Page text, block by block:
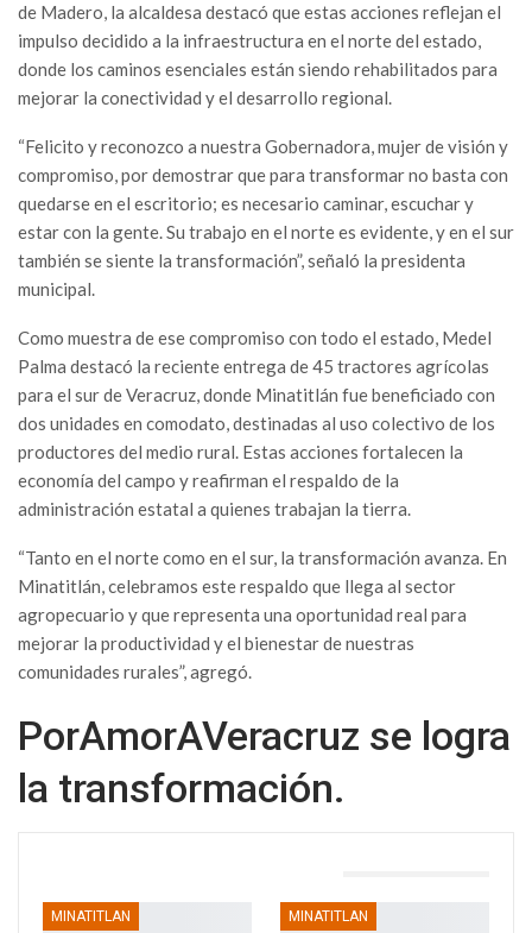
de Madero, la alcaldesa destacó que estas acciones reflejan el
impulso decidido a la infraestructura en el norte del estado,
donde los caminos esenciales están siendo rehabilitados para
mejorar la conectividad y el desarrollo regional.
“Felicito y reconozco a nuestra Gobernadora, mujer de visión y
compromiso, por demostrar que para transformar no basta con
quedarse en el escritorio; es necesario caminar, escuchar y
estar con la gente. Su trabajo en el norte es evidente, y en el sur
también se siente la transformación”, señaló la presidenta
municipal.
Como muestra de ese compromiso con todo el estado, Medel
Palma destacó la reciente entrega de 45 tractores agrícolas
para el sur de Veracruz, donde Minatitlán fue beneficiado con
dos unidades en comodato, destinadas al uso colectivo de los
productores del medio rural. Estas acciones fortalecen la
economía del campo y reafirman el respaldo de la
administración estatal a quienes trabajan la tierra.
“Tanto en el norte como en el sur, la transformación avanza. En
Minatitlán, celebramos este respaldo que llega al sector
agropecuario y que representa una oportunidad real para
mejorar la productividad y el bienestar de nuestras
comunidades rurales”, agregó.
PorAmorAVeracruz se logra
la transformación.
MINATITLAN MINATITLAN